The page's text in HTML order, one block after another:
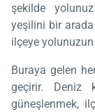
şekilde
yeşilini bir
ilçeye
Buraya gelen
geçirir. Deniz
güneşlenmek,